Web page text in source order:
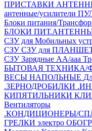
ПРИСТАВКИ
антенные/усилители
Блоки питания/
БЛОКИ
СЗУ для Мобильных
СЗУСЗУ для
СЗУ Зарядные АА/ааа
БЫТОВАЯ ТЕХНИКА/
ВЕСЫ НАПОЛЬНЫЕ
.ЗЕРНОДРОБИЛКИ
КИПЯТИЛЬНИКИ
Вентиляторы
.КОНДИЦИОНЕРЫ/
ГРЕЛКИ электро